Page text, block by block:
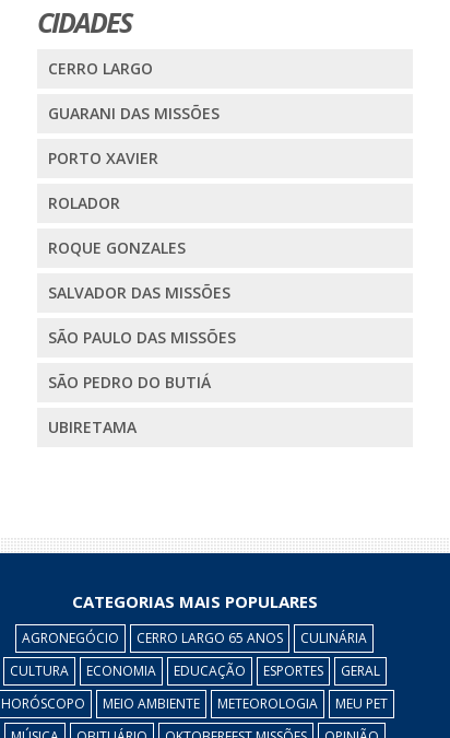
CIDADES
CERRO LARGO
GUARANI DAS MISSÕES
PORTO XAVIER
ROLADOR
ROQUE GONZALES
SALVADOR DAS MISSÕES
SÃO PAULO DAS MISSÕES
SÃO PEDRO DO BUTIÁ
UBIRETAMA
CATEGORIAS MAIS POPULARES
AGRONEGÓCIO CERRO LARGO 65 ANOS
CULINÁRIA
CULTURA
ECONOMIA EDUCAÇÃO ESPORTES
GERAL
HORÓSCOPO
MEIO AMBIENTE METEOROLOGIA
MEU PET